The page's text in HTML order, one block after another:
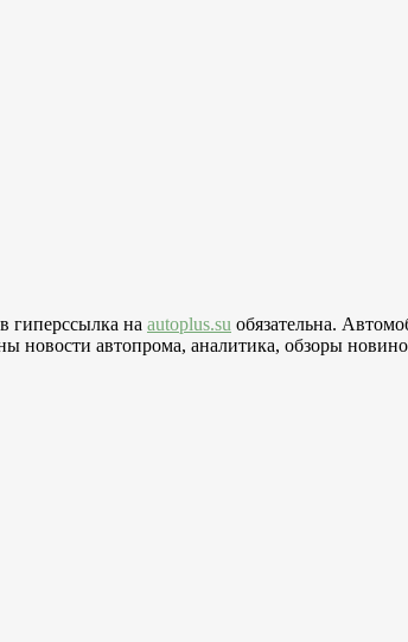
гиперссылка на autoplus.su обязательна.
новости автопрома, аналитика, обзоры